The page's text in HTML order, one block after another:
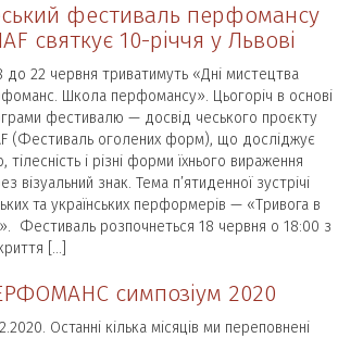
фестиваль перфомансу
святкує 10-річчя у Львові
до 22 червня триватимуть «Дні мистецтва
Школа перфомансу». Цьогоріч в основі
фестивалю — досвід чеського проєкту
(Фестиваль оголених форм), що досліджує
тілесність і різні форми їхнього вираження
візуальний знак. Тема п’ятиденної зустрічі
та українських перформерів — «Тривога в
Фестиваль розпочнеться 18 червня о 18:00 з
[…]
симпозіум 2020
Останні кілька місяців ми переповнені